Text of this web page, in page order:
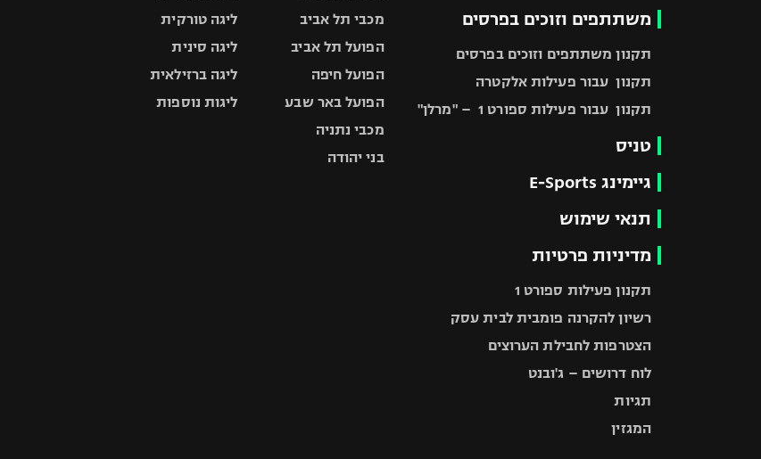
משתתפים וזוכים בפרסים
תקנון משתתפים וזוכים בפרסים
תקנון עבור פעילות אלקטרה
תקנון עבור פעילות ספורט 1 – "מרלן"
טניס
גיימינג E-Sports
תנאי שימוש
מדיניות פרטיות
תקנון פעילות ספורט 1
רשיון להקרנה פומבית לבית עסק
הצטרפות לחבילת הערוצים
לוח דרושים – ג'ובנט
תגיות
המגזין
מכבי תל אביב
הפועל תל אביב
הפועל חיפה
הפועל באר שבע
מכבי נתניה
בני יהודה
ליגה טורקית
ליגה סינית
ליגה ברזילאית
ליגות נוספות